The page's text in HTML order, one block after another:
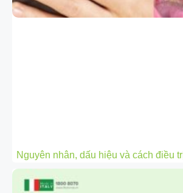
Nguyên nhân, dấu hiệu và cách điều